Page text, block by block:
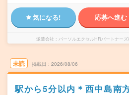
気になる! 応募へ進む
派遣会社 パーソルエクセルHRパートナーズ
未読 掲載日 2026/08/06
駅から5分以内＊西中島南